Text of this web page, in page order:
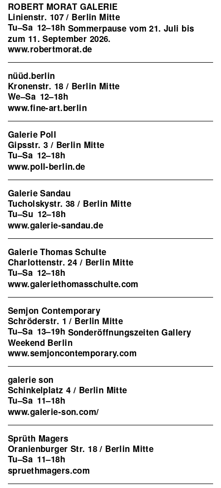
ROBERT MORAT GALERIE
Linienstr. 107 / Berlin Mitte
Tu–Sa 12–18h Sommerpause vom 21. Juli bis
zum 11. September 2026.
www.robertmorat.de
nüüd.berlin
Kronenstr. 18 / Berlin Mitte
We–Sa 12–18h
www.fine-art.berlin
Galerie Poll
Gipsstr. 3 / Berlin Mitte
Tu–Sa 12–18h
www.poll-berlin.de
Galerie Sandau
Tucholskystr. 38 / Berlin Mitte
Tu–Su 12–18h
www.galerie-sandau.de
Galerie Thomas Schulte
Charlottenstr. 24 / Berlin Mitte
Tu–Sa 12–18h
www.galeriethomasschulte.com
Semjon Contemporary
Schröderstr. 1 / Berlin Mitte
Tu–Sa 13–19h Sonderöffnungszeiten Gallery
Weekend Berlin
www.semjoncontemporary.com
galerie son
Schinkelplatz 4 / Berlin Mitte
Tu–Sa 11–18h
www.galerie-son.com/
Sprüth Magers
Oranienburger Str. 18 / Berlin Mitte
Tu–Sa 11–18h
spruethmagers.com